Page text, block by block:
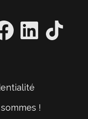
LinkedIn TikTok
!